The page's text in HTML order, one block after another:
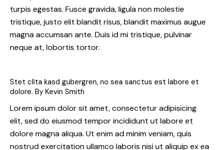
turpis egestas. Fusce gravida, ligula non molestie
tristique, justo elit blandit risus, blandit maximus augue
magna accumsan ante. Duis id mi tristique, pulvinar
neque at, lobortis tortor.
Stet clita kasd gubergren, no sea sanctus est labore et
dolore. By Kevin Smith
Lorem ipsum dolor sit amet, consectetur adipisicing
elit, sed do eiusmod tempor incididunt ut labore et
dolore magna aliqua. Ut enim ad minim veniam, quis
nostrud exercitation ullamco laboris nisi ut aliquip ex ea